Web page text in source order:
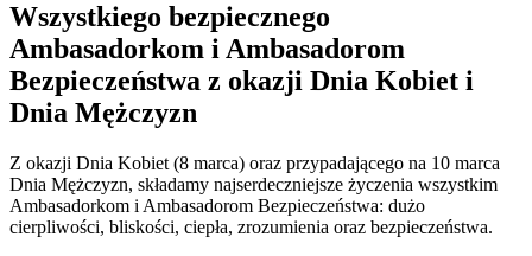
Wszystkiego bezpiecznego
Ambasadorkom i Ambasadorom
Bezpieczeństwa z okazji Dnia Kobiet i
Dnia Mężczyzn
Z okazji Dnia Kobiet (8 marca) oraz przypadającego na 10 marca
Dnia Mężczyzn, składamy najserdeczniejsze życzenia wszystkim
Ambasadorkom i Ambasadorom Bezpieczeństwa: dużo
cierpliwości, bliskości, ciepła, zrozumienia oraz bezpieczeństwa.